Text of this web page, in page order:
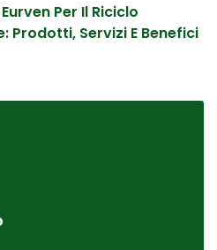
Per Il Riciclo
Prodotti, Servizi E Benefici